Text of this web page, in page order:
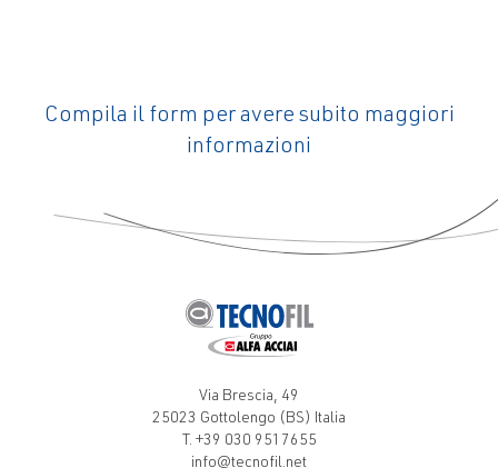
Compila il form per avere subito maggiori
informazioni
Via Brescia, 49
25023 Gottolengo (BS) Italia
T. +39 030 9517655
info@tecnofil.net